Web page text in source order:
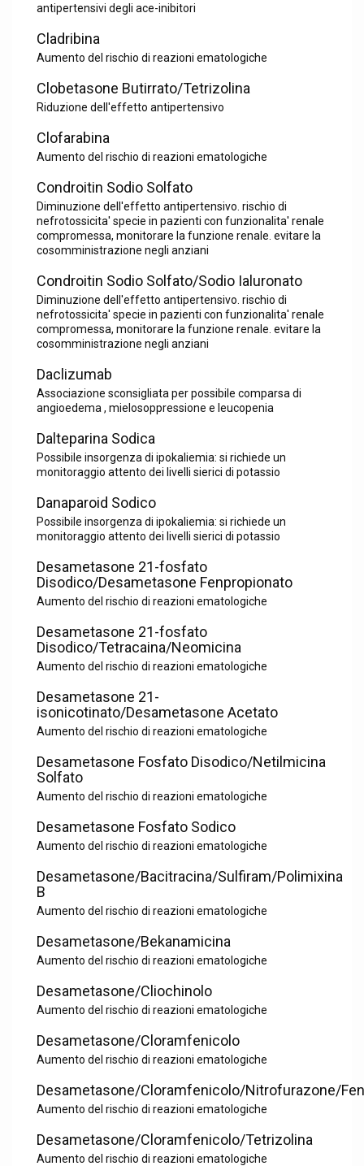
antipertensivi degli ace-inibitori
Cladribina
Aumento del rischio di reazioni ematologiche
Clobetasone Butirrato/Tetrizolina
Riduzione dell'effetto antipertensivo
Clofarabina
Aumento del rischio di reazioni ematologiche
Condroitin Sodio Solfato
Diminuzione dell'effetto antipertensivo. rischio di
nefrotossicita' specie in pazienti con funzionalita' renale
compromessa, monitorare la funzione renale. evitare la
cosomministrazione negli anziani
Condroitin Sodio Solfato/Sodio Ialuronato
Diminuzione dell'effetto antipertensivo. rischio di
nefrotossicita' specie in pazienti con funzionalita' renale
compromessa, monitorare la funzione renale. evitare la
cosomministrazione negli anziani
Daclizumab
Associazione sconsigliata per possibile comparsa di
angioedema , mielosoppressione e leucopenia
Dalteparina Sodica
Possibile insorgenza di ipokaliemia: si richiede un
monitoraggio attento dei livelli sierici di potassio
Danaparoid Sodico
Possibile insorgenza di ipokaliemia: si richiede un
monitoraggio attento dei livelli sierici di potassio
Desametasone 21-fosfato
Disodico/Desametasone Fenpropionato
Aumento del rischio di reazioni ematologiche
Desametasone 21-fosfato
Disodico/Tetracaina/Neomicina
Aumento del rischio di reazioni ematologiche
Desametasone 21-
isonicotinato/Desametasone Acetato
Aumento del rischio di reazioni ematologiche
Desametasone Fosfato Disodico/Netilmicina
Solfato
Aumento del rischio di reazioni ematologiche
Desametasone Fosfato Sodico
Aumento del rischio di reazioni ematologiche
Desametasone/Bacitracina/Sulfiram/Polimixina
B
Aumento del rischio di reazioni ematologiche
Desametasone/Bekanamicina
Aumento del rischio di reazioni ematologiche
Desametasone/Cliochinolo
Aumento del rischio di reazioni ematologiche
Desametasone/Cloramfenicolo
Aumento del rischio di reazioni ematologiche
Desametasone/Cloramfenicolo/Nitrofurazone/
Aumento del rischio di reazioni ematologiche
Desametasone/Cloramfenicolo/Tetrizolina
Aumento del rischio di reazioni ematologiche